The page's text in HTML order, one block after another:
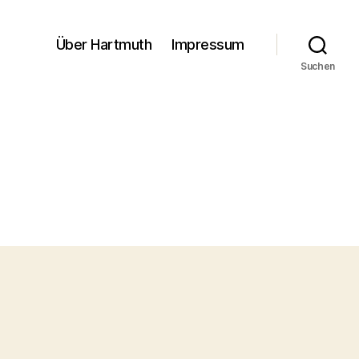
Über Hartmuth Impressum
Suchen